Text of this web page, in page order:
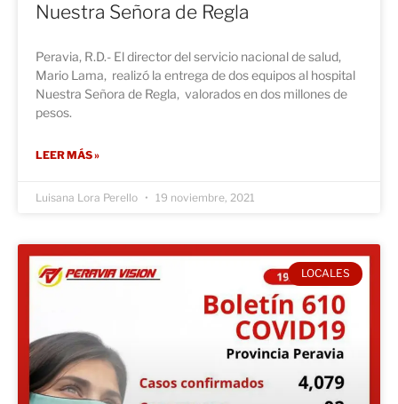
Nuestra Señora de Regla
Peravia, R.D.- El director del servicio nacional de salud,
Mario Lama, realizó la entrega de dos equipos al hospital
Nuestra Señora de Regla, valorados en dos millones de
pesos.
LEER MÁS »
Luisana Lora Perello 19 noviembre, 2021
LOCALES